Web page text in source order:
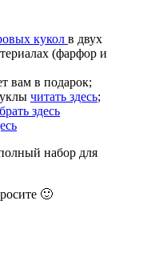
кукол в двух
(фарфор и
вам в подарок;
читать здесь;
здесь
набор для
🙂